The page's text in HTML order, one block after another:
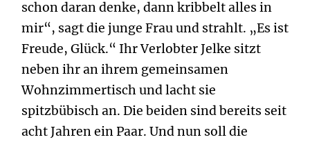
schon daran denke, dann kribbelt alles in
mir“, sagt die junge Frau und strahlt. „Es ist
Freude, Glück.“ Ihr Verlobter Jelke sitzt
neben ihr an ihrem gemeinsamen
Wohnzimmertisch und lacht sie
spitzbübisch an. Die beiden sind bereits seit
acht Jahren ein Paar. Und nun soll die